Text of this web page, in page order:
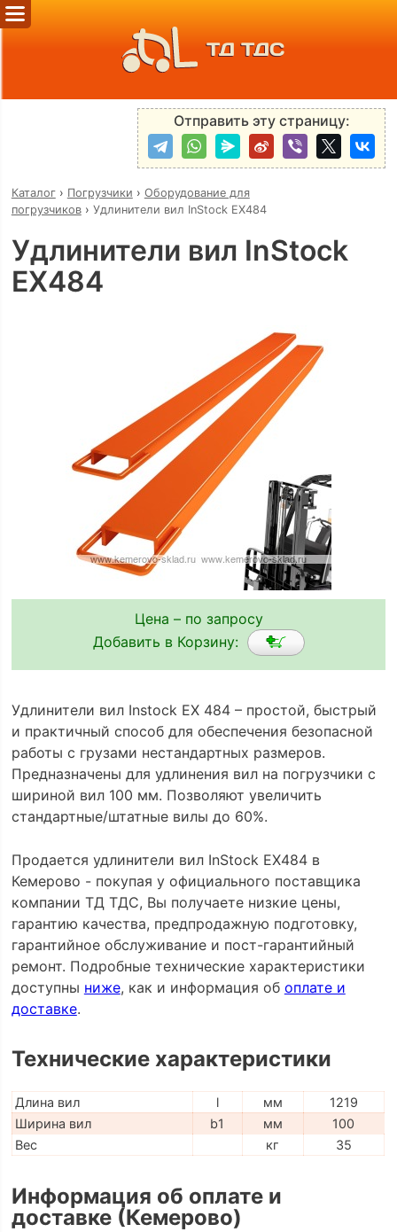
ТД ТДС
Отправить эту страницу:
Каталог› Погрузчики › Оборудование для
погрузчиков› Удлинители вил InStock EX484
Удлинители вил InStock
EX484
Цена – по запросу
Добавить в Корзину:
Удлинители вил Instock EX 484 – простой, быстрый
и практичный способ для обеспечения безопасной
работы с грузами нестандартных размеров.
Предназначены для удлинения вил на погрузчики с
шириной вил 100 мм. Позволяют увеличить
стандартные/штатные вилы до 60%.
Продается удлинители вил InStock EX484 в
Кемерово - покупая у официального поставщика
компании ТД ТДС, Вы получаете низкие цены,
гарантию качества, предпродажную подготовку,
гарантийное обслуживание и пост-гарантийный
ремонт. Подробные технические характеристики
доступны ниже, как и информация об оплате и
доставке.
Технические характеристики
Длина вил l мм
1219
Ширина вил
b1 мм
100
Вес
кг 35
Информация об оплате и
доставке (Кемерово)